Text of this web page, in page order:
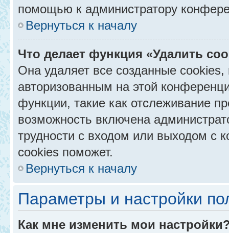
помощью к администратору
Вернуться к началу
Что делает функция «Удалить
Она удаляет все созданные
авторизованным на этой
функции, такие как отслеживание
возможность включена
трудности с входом или выходом с
cookies поможет.
Вернуться к началу
Параметры и настройки
Как мне изменить мои